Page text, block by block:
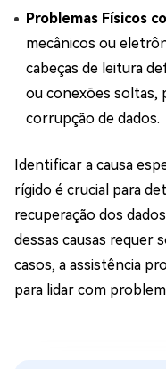
Problemas Físicos
mecânicos ou
cabeças de leitura
ou conexões soltas,
corrupção de dados.
Identificar a causa
rígido é crucial para
recuperação dos
dessas causas requer
casos, a assistência
para lidar com